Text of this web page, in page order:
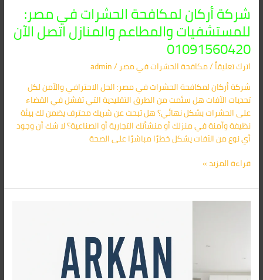
شركة أركان لمكافحة الحشرات في مصر:
للمستشفيات والمطاعم والمنازل اتصل الآن
01091560420
اترك تعليقاً/مكافحة الحشرات في مصر/
admin
شركة أركان لمكافحة الحشرات في مصر: الحل الاحترافي والآمن لكل
تحديات الآفات هل سئمت من الطرق التقليدية التي تفشل في القضاء
على الحشرات بشكل نهائي؟ هل تبحث عن شريك محترف يضمن لك بيئة
نظيفة وآمنة في منزلك أو منشأتك التجارية أو الصناعية؟ لا شك أن وجود
أي نوع من الآفات يشكل خطرًا مباشرًا على الصحة
قراءة المزيد »
في
مدينتي: